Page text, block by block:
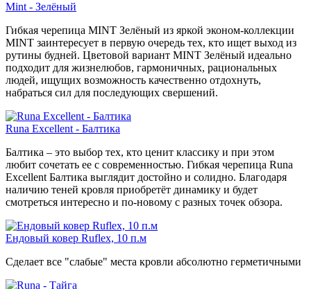
Mint - Зелёный
Гибкая черепица MINT Зелёный из яркой эконом-коллекции
MINT заинтересует в первую очередь тех, кто ищет выход из
рутины будней. Цветовой вариант MINT Зелёный идеально
подходит для жизнелюбов, гармоничных, рациональных
людей, ищущих возможность качественно отдохнуть,
набраться сил для последующих свершений.
Runa Excellent - Балтика
Балтика – это выбор тех, кто ценит классику и при этом
любит сочетать ее с современностью. Гибкая черепица Runa
Excellent Балтика выглядит достойно и солидно. Благодаря
наличию теней кровля приобретёт динамику и будет
смотреться интересно и по-новому с разных точек обзора.
Ендовый ковер Ruflex, 10 п.м
Сделает все "слабые" места кровли абсолютно герметичными